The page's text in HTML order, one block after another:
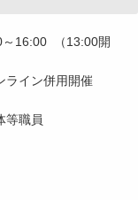
16:00 （13:00開
イン併用開催
等職員